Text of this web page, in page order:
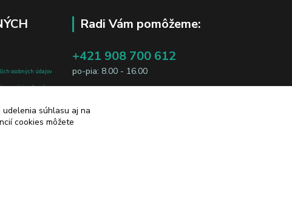
osobných údajov
o svojej osobe, sú
Radi Vám pomôžeme:
+421 908 700 612
po-pia: 8.00 - 16.00
súhlasu aj na
cookies môžete